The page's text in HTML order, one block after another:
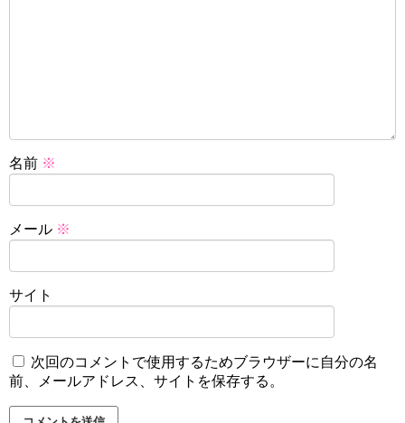
名前 ※
メール ※
サイト
次回のコメントで使用するためブラウザーに自分の名
前、メールアドレス、サイトを保存する。